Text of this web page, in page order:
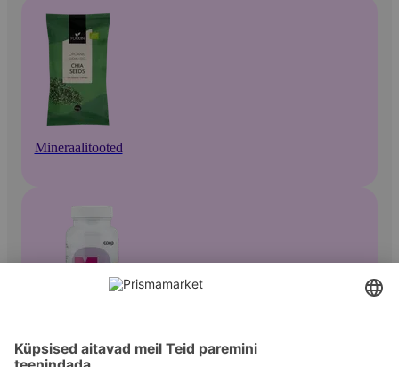
Mineraalitooted
Magneesiumipreparaadid